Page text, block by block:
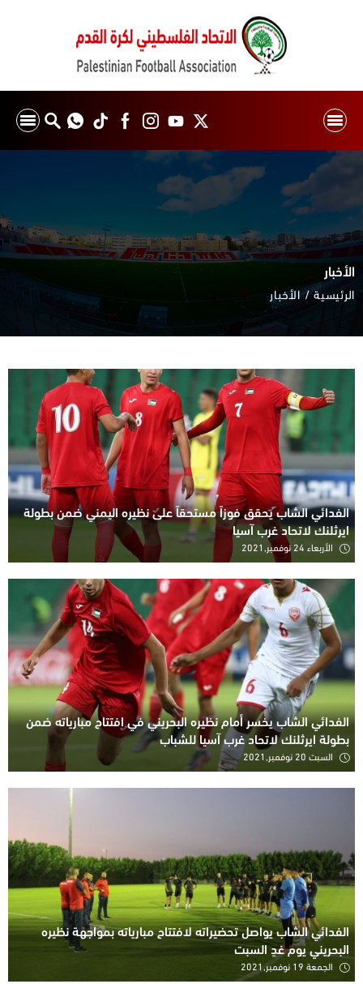
الأخبار
الرئيسية الأخبار
الفدائي الشاب يحقق فوزاً مستحقاً على نظيره اليمني ضمن بطولة
ايرثلنك لاتحاد غرب آسيا
الأربعاء 24 نوفمبر,2021
الفدائي الشاب يخسر أمام نظيره البحريني في افتتاح مبارياته ضمن
بطولة ايرثلنك لاتحاد غرب آسيا للشباب
السبت 20 نوفمبر,2021
الفدائي الشاب يواصل تحضيراته لافتتاح مبارياته بمواجهة نظيره
البحريني يوم غدٍ السبت
الجمعة 19 نوفمبر,2021